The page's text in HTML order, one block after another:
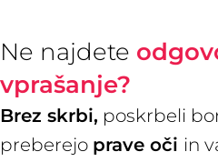
Ne najdete
vprašanje?
Brez skrbi, poskrbeli
preberejo prave oči in